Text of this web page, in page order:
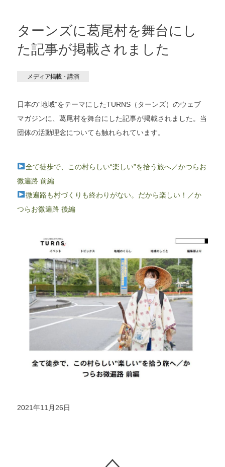
ターンズに葛尾村を舞台にし
た記事が掲載されました
メディア掲載・講演
日本の“地域”をテーマにしたTURNS（ターンズ）のウェブ
マガジンに、葛尾村を舞台にした記事が掲載されました。当
団体の活動理念についても触れられています。
全て徒歩で、この村らしい“楽しい”を拾う旅へ／かつらお
微遍路 前編
微遍路も村づくりも終わりがない。だから楽しい！／か
つらお微遍路 後編
2021年11月26日